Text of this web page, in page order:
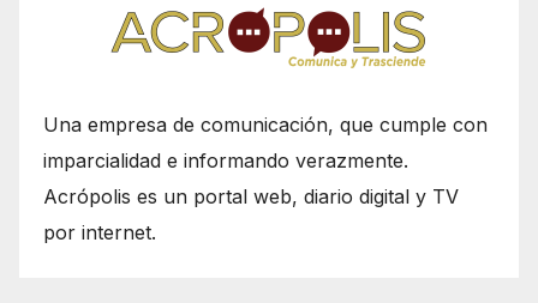
Una empresa de comunicación, que cumple con
imparcialidad e informando verazmente.
Acrópolis es un portal web, diario digital y TV
por internet.